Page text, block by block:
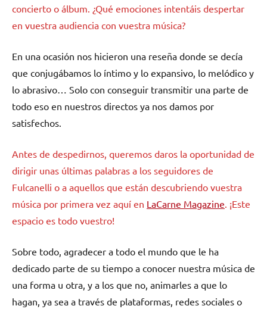
concierto o álbum. ¿Qué emociones intentáis despertar
en vuestra audiencia con vuestra música?
En una ocasión nos hicieron una reseña donde se decía
que conjugábamos lo íntimo y lo expansivo, lo melódico y
lo abrasivo… Solo con conseguir transmitir una parte de
todo eso en nuestros directos ya nos damos por
satisfechos.
Antes de despedirnos, queremos daros la oportunidad de
dirigir unas últimas palabras a los seguidores de
Fulcanelli o a aquellos que están descubriendo vuestra
música por primera vez aquí en LaCarne Magazine . ¡Este
espacio es todo vuestro!
Sobre todo, agradecer a todo el mundo que le ha
dedicado parte de su tiempo a conocer nuestra música de
una forma u otra, y a los que no, animarles a que lo
hagan, ya sea a través de plataformas, redes sociales o